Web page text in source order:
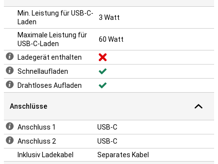
Min. Leistung für USB-C-
Laden
3 Watt
Maximale Leistung für
USB-C-Laden
60 Watt
Ladegerät enthalten
Schnellaufladen
Drahtloses Aufladen
Anschlüsse
Anschluss 1
USB-C
Anschluss 2
USB-C
Inklusiv Ladekabel
Separates Kabel